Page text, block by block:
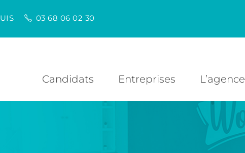
03 68 06 02 30
Candidats Entreprises L’agence